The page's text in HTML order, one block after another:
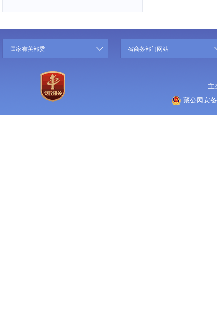
国家有关部委 省商务部门网站
主
藏公网安